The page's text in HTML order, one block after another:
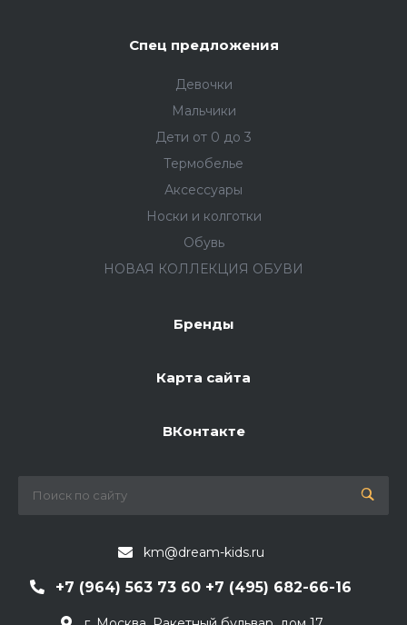
Спец предложения
Девочки
Мальчики
Дети от 0 до 3
Термобелье
Аксессуары
Носки и колготки
Обувь
НОВАЯ КОЛЛЕКЦИЯ ОБУВИ
Бренды
Карта сайта
ВКонтакте
km@dream-kids.ru
+7 (964) 563 73 60 +7 (495) 682-66-16